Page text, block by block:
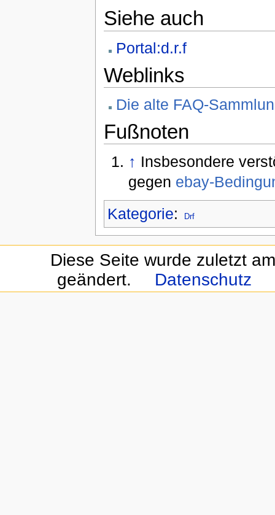
Siehe auch
Portal:d.r.f
Weblinks
Die alte FAQ-
Fußnoten
↑ Insbesondere
gegen ebay-
Kategorie: Drf
Diese Seite wurde zuletzt
geändert.
Datenschutz